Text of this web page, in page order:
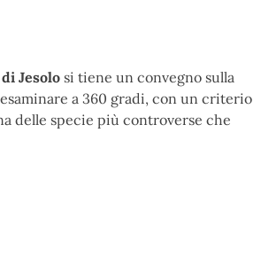
Jesolosi tiene un convegno sulla
a 360 gradi, con un criterio
delle specie più controverse che